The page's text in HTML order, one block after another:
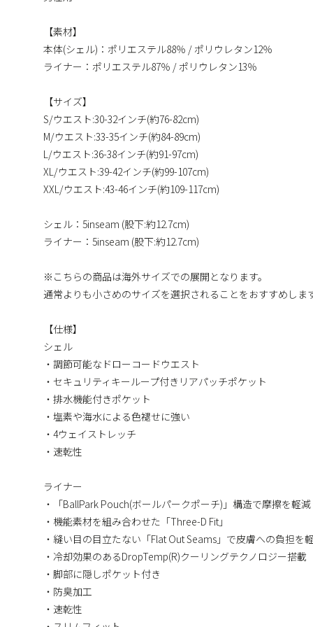
【素材】
本体(シェル)：ポリエステル88％ / ポリウレタン12％
ライナー：ポリエステル87％ / ポリウレタン13％
【サイズ】
S/ウエスト:30-32インチ(約76-82cm)
M/ウエスト:33-35インチ(約84-89cm)
L/ウエスト:36-38インチ(約91-97cm)
XL/ウエスト:39-42インチ(約99-107cm)
XXL/ウエスト:43-46インチ(約109-117cm)
シェル：5inseam (股下:約12.7cm)
ライナー：5inseam (股下:約12.7cm)
※こちらの商品は海外サイズでの展開となります。
通常よりも小さめのサイズを選択されることをおすすめしま
【仕様】
シェル
・調節可能なドローコードウエスト
・セキュリティキーループ付きリアパッチポケット
・排水機能付きポケット
・塩素や海水による色褪せに強い
・4ウェイストレッチ
・速乾性
ライナー
・「BallPark Pouch(ボールパークポーチ)」構造で摩擦を軽減
・機能素材を組み合わせた「Three-D Fit」
・縫い目の目立たない「Flat Out Seams」で皮膚への負担を
・冷却効果のあるDropTemp(R)クーリングテクノロジー搭載
・脚部に隠しポケット付き
・防臭加工
・速乾性